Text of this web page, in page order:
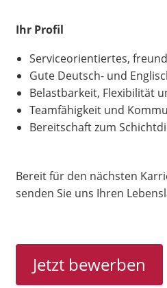
Ihr Profil
Serviceorientiertes,
Gute Deutsch- und
Belastbarkeit, Flexibilität
Teamfähigkeit und
​Bereitschaft zum
Bereit für den nächsten
senden Sie uns Ihren
Jetzt bewerben